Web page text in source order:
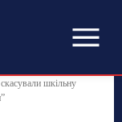
шкільну